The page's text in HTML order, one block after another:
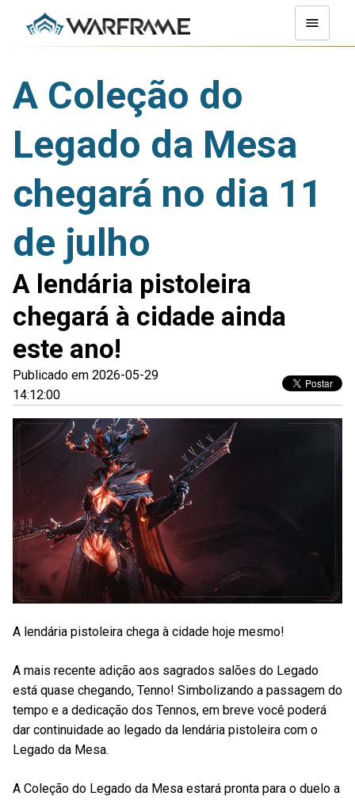
A Coleção do
Legado da Mesa
chegará no dia 11
de julho
A lendária pistoleira
chegará à cidade ainda
este ano!
Publicado em 2026-05-29
14:12:00
A lendária pistoleira chega à cidade hoje mesmo!
A mais recente adição aos sagrados salões do Legado
está quase chegando, Tenno! Simbolizando a passagem do
tempo e a dedicação dos Tennos, em breve você poderá
dar continuidade ao legado da lendária pistoleira com o
Legado da Mesa.
A Coleção do Legado da Mesa estará pronta para o duelo a